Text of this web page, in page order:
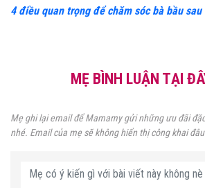
4 điều quan trọng để chăm sóc bà bầu
MẸ BÌNH LUẬN TẠI
Mẹ ghi lại email để Mamamy gửi những ưu đãi
nhé. Email của mẹ sẽ không hiển thị công khai đâu